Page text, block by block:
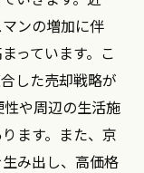
ンの増加に伴
っています。こ
した売却戦略が
や周辺の生活施
ます。また、京
み出し、高価格